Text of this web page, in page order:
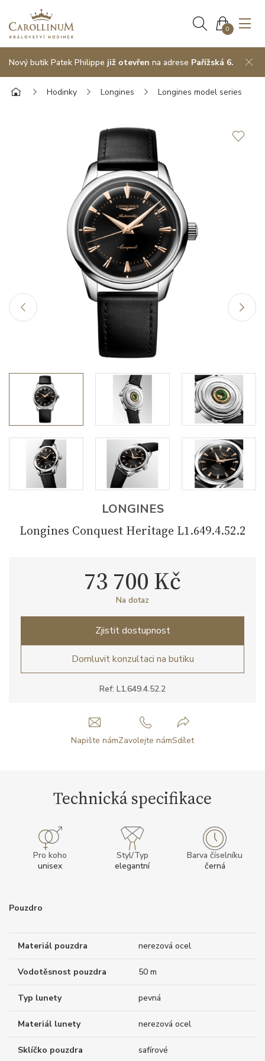
0
Nový butik Patek Philippe již otevřen na adrese Pařížská 6.
Hodinky Longines Longines model series
LONGINES
Longines Conquest Heritage L1.649.4.52.2
Ref: L1.649.4.52.2
73 700 Kč
Na dotaz
Zjistit dostupnost
Domluvit konzultaci na butiku
Napište námZavolejte námSdílet
Technická specifikace
Pro koho
unisex
Styl/Typ
elegantní
Barva číselníku
černá
Pouzdro
Materiál pouzdra nerezová ocel
Vodotěsnost pouzdra 50 m
Typ lunety pevná
Materiál lunety nerezová ocel
Sklíčko pouzdra safírové